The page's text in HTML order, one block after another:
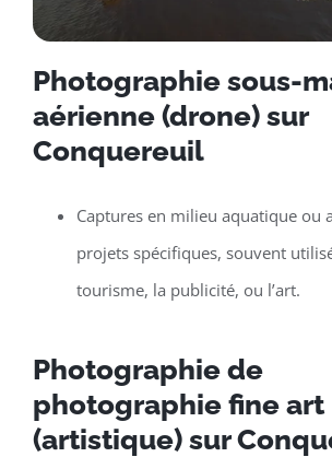
Photographie sous-
aérienne (drone) sur
Conquereuil
Captures en milieu aquatique ou
projets spécifiques, souvent
tourisme, la publicité, ou l’art.
Photographie de
photographie fine art
(artistique) sur